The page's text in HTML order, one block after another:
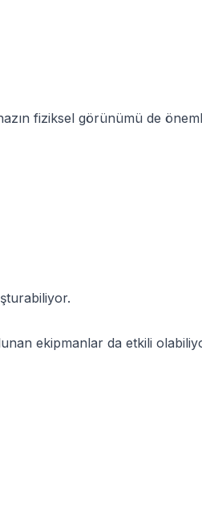
fiziksel görünümü de
ekipmanlar da etkili